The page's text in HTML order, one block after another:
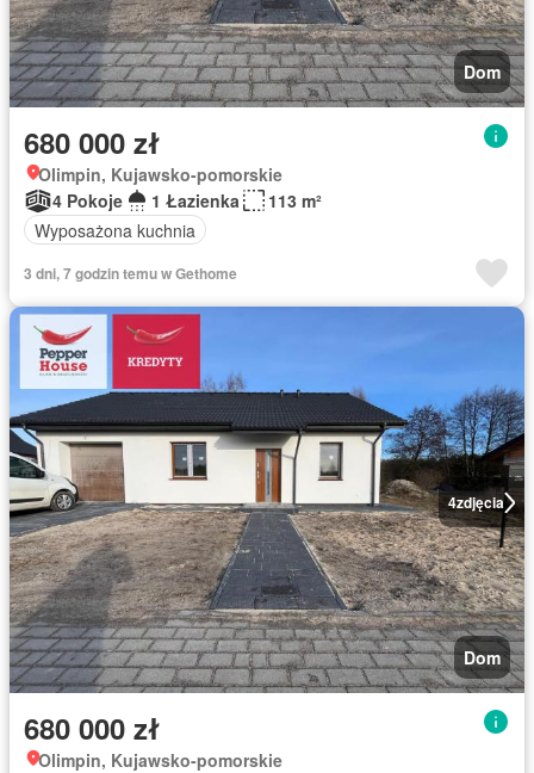
Dom
680 000 zł
Olimpin, Kujawsko-pomorskie
4 Pokoje
1 Łazienka
113 m²
Wyposażona kuchnia
3 dni, 7 godzin temu w Gethome
4zdjęcia
Dom
680 000 zł
Olimpin, Kujawsko-pomorskie